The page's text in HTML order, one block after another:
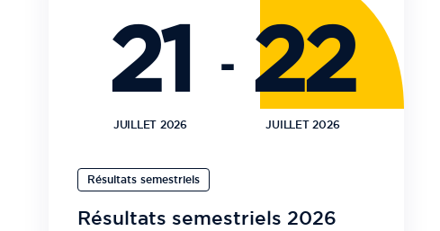
21
JUILLET 2026
- 22
JUILLET 2026
Résultats semestriels
Résultats semestriels 2026